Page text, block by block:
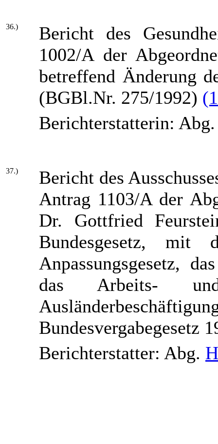
36.)
Bericht des
1002/A der
betreffend Änderung
(BGBl.Nr. 275/1992)
Berichterstatterin:
37.)
Bericht des
Antrag 1103/A der
Dr. Gottfried
Bundesgesetz, mit
Anpassungsgesetz,
das Arbeits- und
Bundesvergabegesetz
Berichterstatter: Abg.